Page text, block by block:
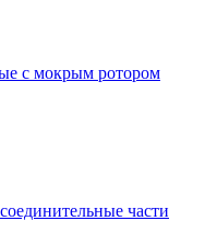
с мокрым ротором
части